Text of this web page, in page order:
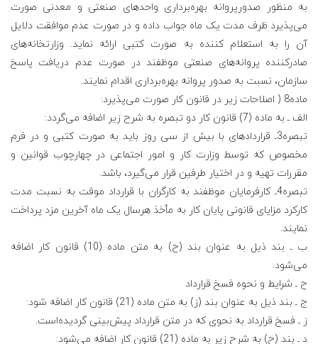
به منظور صدورپروانه بهره‌برداری واحدهای صنعتی و معدنی صورت
می‌پذیرد ظرف مدت یک ماه جواب داده و در صورت عدم موافقت دلایل
آن را به استعلام کننده به صورت کتبی ارائه نماید. وزارتخانه‌های
صادرکننده پروانه‌های صنعتی موظفند در صورت عدم دریافت پاسخ
سازمان، نسبت به صدور پروانه بهره‌برداری اقدام نمایند.
ماده8 ( اصلاحات زیر در قانون کار صورت می‌پذیرد:
الف ـ به ماده (7) قانون کار دو تبصره به شرح زیر اضافه می‌گردد:
تبصره3ـ قراردادهای با بیش از سی روز باید به صورت کتبی و در فرم
مخصوص که توسط وزارت کار و امور اجتماعی در چهارچوب قوانین و
مقررات تهیه و در اختیار طرفین قرار می‌گیرد، باشد.
تبصره4ـ کارفرمایان موظفند به کارگران با قرارداد موقت به نسبت مدت
کارکرد مزایای قانونی پایان کار به مأخذ هرسال یک ماه آخرین مزد پرداخت
نمایند.
ب ـ بند ذیل به عنوان بند (ح) به متن ماده (10) قانون کار اضافه
می‌شود:
ح ـ شرایط و نحوه فسخ قرارداد
ج ـ بند ذیل به عنوان بند (ز) به متن ماده (21) قانون کار اضافه شود:
ز ـ فسخ قرارداد به نحوی که در متن قرارداد پیش‌بینی گردیده‌است.
د ـ بند (ح) به شرح زیر به ماده (21) قانون کار اضافه می‌شود: